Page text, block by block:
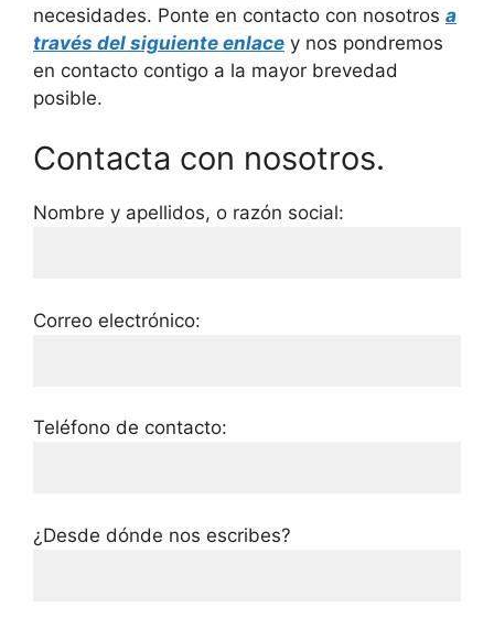
necesidades. Ponte en contacto con nosotros a
través del siguiente enlace y nos pondremos
en contacto contigo a la mayor brevedad
posible.
Contacta con nosotros.
Nombre y apellidos, o razón social:
Correo electrónico:
Teléfono de contacto:
¿Desde dónde nos escribes?